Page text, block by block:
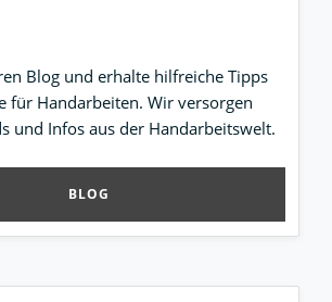
Blog und erhalte hilfreiche Tipps
für Handarbeiten. Wir versorgen
und Infos aus der Handarbeitswelt.
BLOG